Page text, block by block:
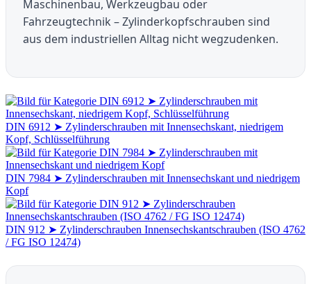
Maschinenbau, Werkzeugbau oder
Fahrzeugtechnik – Zylinderkopfschrauben sind
aus dem industriellen Alltag nicht wegzudenken.
DIN 6912 ➤ Zylinderschrauben mit Innensechskant, niedrigem
Kopf, Schlüsselführung
DIN 7984 ➤ Zylinderschrauben mit Innensechskant und niedrigem
Kopf
DIN 912 ➤ Zylinderschrauben Innensechskantschrauben (ISO 4762
/ FG ISO 12474)